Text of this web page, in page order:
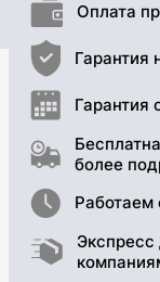
Оплата
Гарантия
Гарантия
более
Работаем
Экспресс